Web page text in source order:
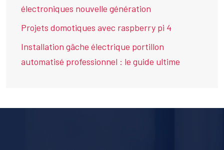
électroniques nouvelle génération
Projets domotiques avec raspberry pi 4
Installation gâche électrique portillon
automatisé professionnel : le guide ultime